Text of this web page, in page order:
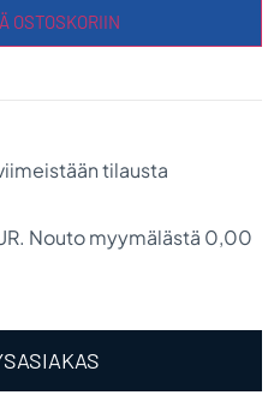
OSTOSKORIIN
tilausta
Nouto myymälästä 0,00